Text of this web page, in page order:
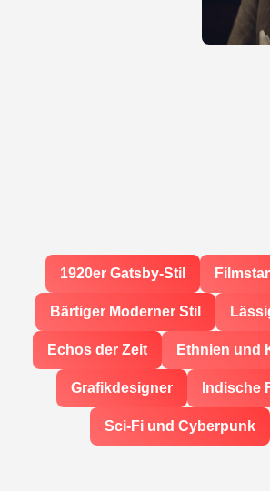
1920er Gatsby-Stil
Bärtiger Moderner Stil
Echos der Zeit Ethnien und
Grafikdesigner Indische
Sci-Fi und Cyberpunk